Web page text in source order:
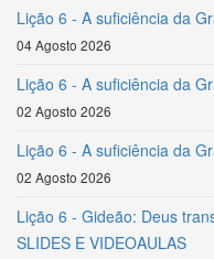
Lição 6 - A suficiência da
04 Agosto 2026
Lição 6 - A suficiência da
02 Agosto 2026
Lição 6 - A suficiência da
02 Agosto 2026
Lição 6 - Gideão: Deus
SLIDES E VIDEOAULAS